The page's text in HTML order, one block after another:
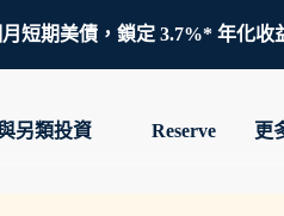
月短期美債，鎖定 3.7%* 年化
另類投資 Reserve 更